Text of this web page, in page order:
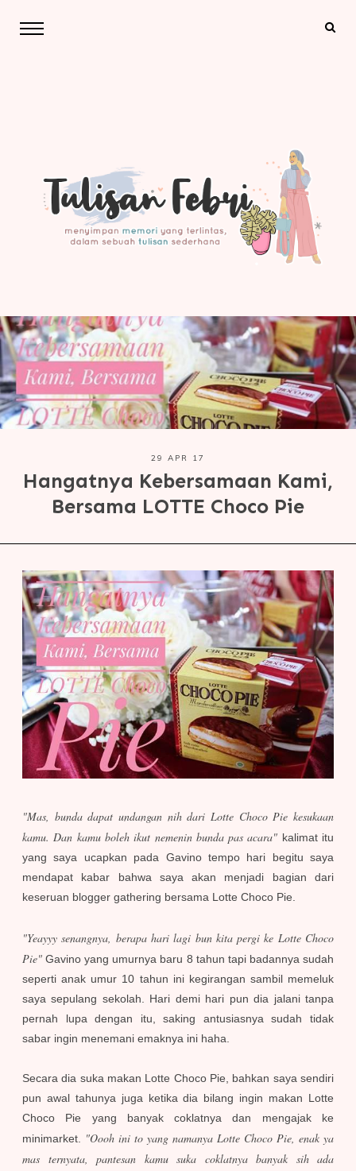
29 APR 17
Hangatnya Kebersamaan Kami,
Bersama LOTTE Choco Pie
"Mas, bunda dapat undangan nih dari Lotte Choco Pie kesukaan
kamu. Dan kamu boleh ikut nemenin bunda pas acara" kalimat itu
yang saya ucapkan pada Gavino tempo hari begitu saya
mendapat kabar bahwa saya akan menjadi bagian dari
keseruan blogger gathering bersama Lotte Choco Pie.
"Yeayyy senangnya, berapa hari lagi bun kita pergi ke Lotte Choco
Pie"Gavino yang umurnya baru 8 tahun tapi badannya sudah
seperti anak umur 10 tahun ini kegirangan sambil memeluk
saya sepulang sekolah. Hari demi hari pun dia jalani tanpa
pernah lupa dengan itu, saking antusiasnya sudah tidak
sabar ingin menemani emaknya ini haha.
Secara dia suka makan Lotte Choco Pie, bahkan saya sendiri
pun awal tahunya juga ketika dia bilang ingin makan Lotte
Choco Pie yang banyak coklatnya dan mengajak ke
minimarket. "Oooh ini to yang namanya Lotte Choco Pie, enak ya
mas ternyata, pantesan kamu suka coklatnya banyak sih ada